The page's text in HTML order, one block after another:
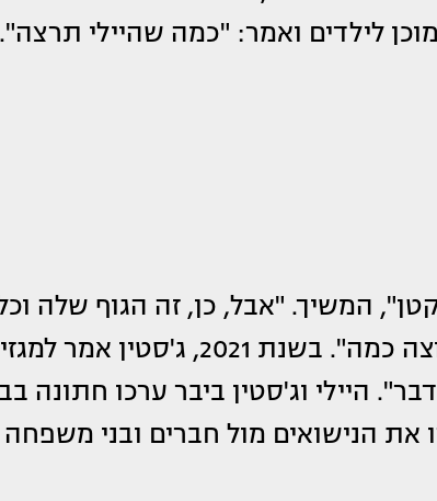
לילדים ואמר: "כמה שהיילי תרצה".
המשיך. "אבל, כן, זה הגוף שלה
היילי וג'סטין ביבר ערכו חתונה
לפני שקשרו את הנישואים מול חברים ובני